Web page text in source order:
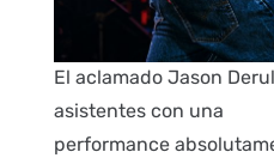
El aclamado Jason
asistentes con una
performance